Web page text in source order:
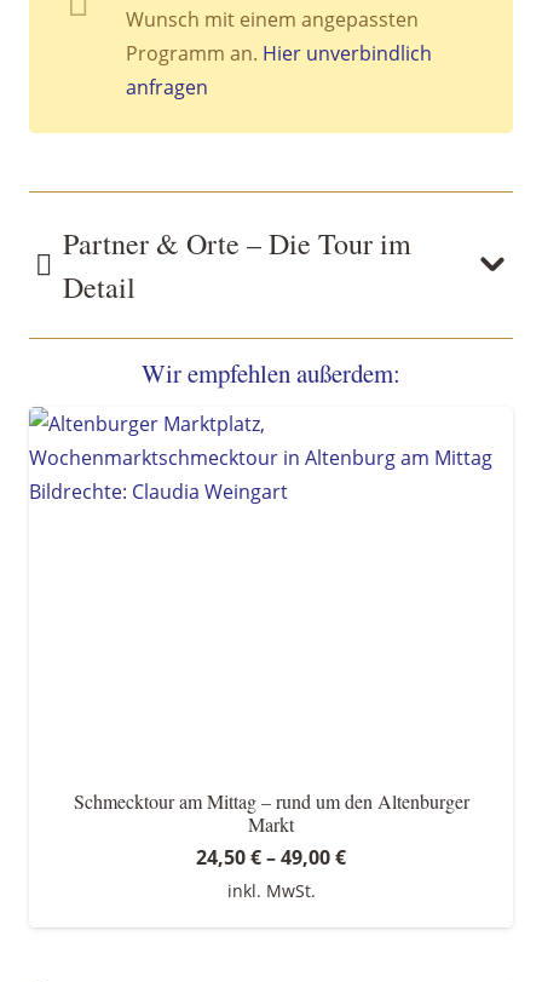
Wunsch mit einem angepassten
Programm an. Hier unverbindlich
anfragen
Partner & Orte – Die Tour im
Detail
Wir empfehlen außerdem:
Schmecktour am Mittag – rund um den Altenburger
Markt
24,50€–49,00€
inkl. MwSt.